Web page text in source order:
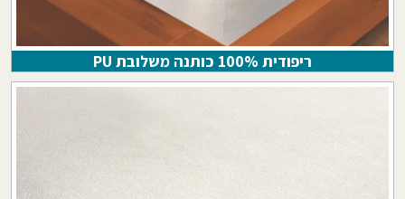
ריפודית 100% כותנה משלובת PU